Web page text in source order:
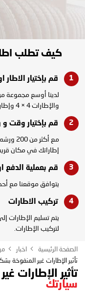
كيف تطلب
قم بإختيار الاطار
لدينا أوسع مجموعة
والإطارات 4 × 4 وإطارات مركبات فان / بيك آب.
قم بإختيار وقت و
مع
إطاراتك في مكان
قم بعملية الدفع
يتوافق موقعنا مع
تركيب الاطارات
يتم تسليم الإطارات
لتركيب الإطارات.
الصفحة الرئيسية اخبار
تأثير الإطارات غير المنفوخة
تأثير الإطارات
سيارتك